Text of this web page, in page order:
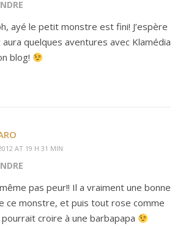
ayé le petit monstre est fini! J’espère
aura quelques aventures avec Klamédia
blog!
AT 19 H 31 MIN
pas peur!! Il a vraiment une bonne
ce monstre, et puis tout rose comme
pourrait croire à une barbapapa